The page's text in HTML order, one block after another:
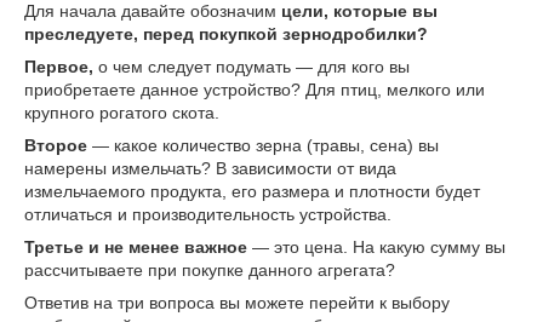
Для начала давайте обозначим цели, которые вы
преследуете, перед покупкой зернодробилки?
Первое, о чем следует подумать — для кого вы
приобретаете данное устройство? Для птиц, мелкого или
крупного рогатого скота.
Второе — какое количество зерна (травы, сена) вы
намерены измельчать? В зависимости от вида
измельчаемого продукта, его размера и плотности будет
отличаться и производительность устройства.
Третье и не менее важное — это цена. На какую сумму вы
рассчитываете при покупке данного агрегата?
Ответив на три вопроса вы можете перейти к выбору